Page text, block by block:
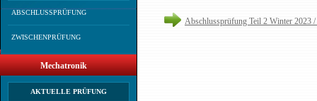
ABSCHLUSSPRÜFUNG
ZWISCHENPRÜFUNG
Mechatronik
AKTUELLE PRÜFUNG
Abschlussprüfung Teil 2 Winter 2023